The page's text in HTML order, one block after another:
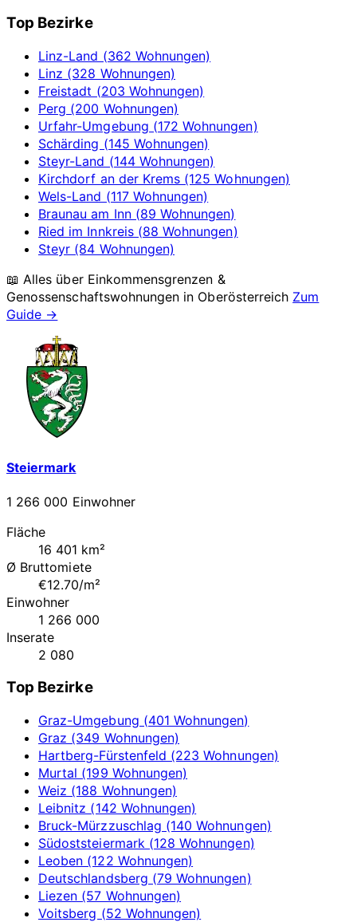
Top Bezirke
Linz-Land (362 Wohnungen)
Linz (328 Wohnungen)
Freistadt (203 Wohnungen)
Perg (200 Wohnungen)
Urfahr-Umgebung (172 Wohnungen)
Schärding (145 Wohnungen)
Steyr-Land (144 Wohnungen)
Kirchdorf an der Krems (125 Wohnungen)
Wels-Land (117 Wohnungen)
Braunau am Inn (89 Wohnungen)
Ried im Innkreis (88 Wohnungen)
Steyr (84 Wohnungen)
📖 Alles über Einkommensgrenzen &
Genossenschaftswohnungen in Oberösterreich Zum
Guide →
Steiermark
1 266 000 Einwohner
Fläche
16 401 km²
Ø Bruttomiete
€12.70/m²
Einwohner
1 266 000
Inserate
2 080
Top Bezirke
Graz-Umgebung (401 Wohnungen)
Graz (349 Wohnungen)
Hartberg-Fürstenfeld (223 Wohnungen)
Murtal (199 Wohnungen)
Weiz (188 Wohnungen)
Leibnitz (142 Wohnungen)
Bruck-Mürzzuschlag (140 Wohnungen)
Südoststeiermark (128 Wohnungen)
Leoben (122 Wohnungen)
Deutschlandsberg (79 Wohnungen)
Liezen (57 Wohnungen)
Voitsberg (52 Wohnungen)